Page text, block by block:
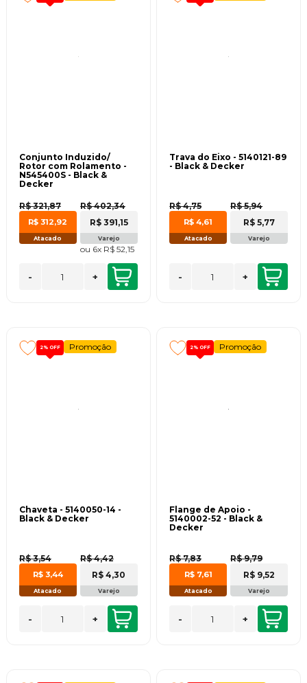
Conjunto Induzido/
Rotor com Rolamento -
N545400S - Black &
Decker
R$ 321,87
R$ 312,92
Atacado
R$ 402,34
R$ 391,15
Varejo
ou 6x R$ 52,15
- +
Trava do Eixo - 5140121-89
- Black & Decker
R$ 4,75
R$ 4,61
Atacado
R$ 5,94
R$ 5,77
Varejo
- +
2% OFF Promoção
Chaveta - 5140050-14 -
Black & Decker
R$ 3,54
R$ 3,44
Atacado
R$ 4,42
R$ 4,30
Varejo
- +
2% OFF Promoção
Flange de Apoio -
5140002-52 - Black &
Decker
R$ 7,83
R$ 7,61
Atacado
R$ 9,79
R$ 9,52
Varejo
- +